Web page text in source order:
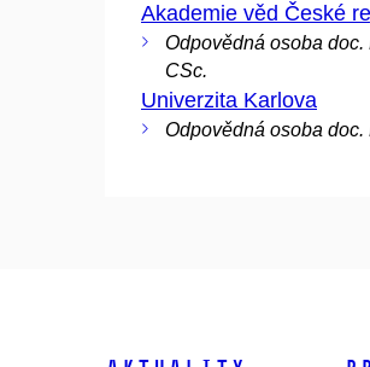
Akademie věd České
Odpovědná osoba
CSc.
Univerzita Karlova
Odpovědná osoba